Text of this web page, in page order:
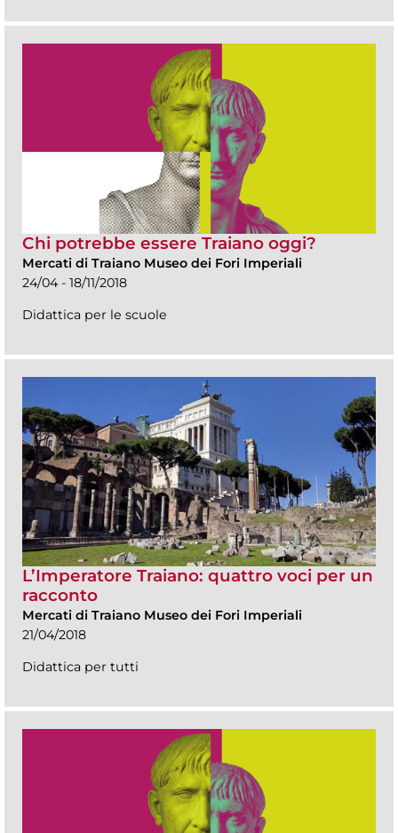
Chi potrebbe essere Traiano oggi?
Mercati di Traiano Museo dei Fori Imperiali
24/04 - 18/11/2018
Didattica per le scuole
L’Imperatore Traiano: quattro voci per un
racconto
Mercati di Traiano Museo dei Fori Imperiali
21/04/2018
Didattica per tutti